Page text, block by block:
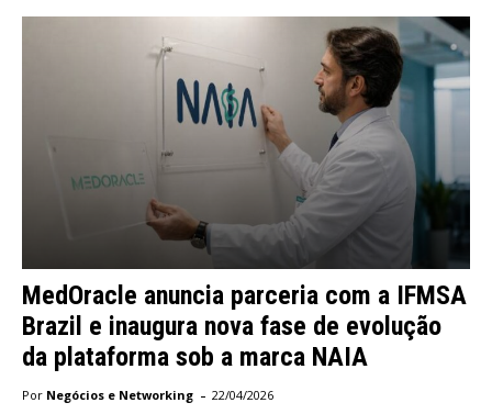
MedOracle anuncia parceria com a IFMSA
Brazil e inaugura nova fase de evolução
da plataforma sob a marca NAIA
Por Negócios e Networking - 22/04/2026